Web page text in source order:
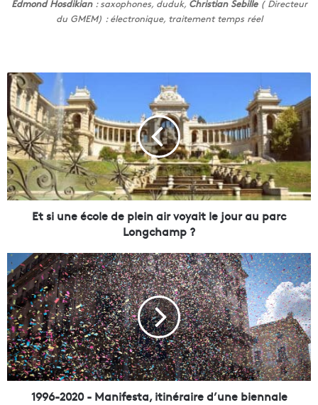
Edmond Hosdikian: saxophones, duduk, Christian Sebille( Directeur
du GMEM) : électronique, traitement temps réel
E
t
s
i
u
n
e
é
c
d
e
p
l
e
i
n
a
i
Et si une école de plein air voyait le jour au parc
Longchamp ?
1
9
9
6
-
2
0
2
0
1996-2020 - Manifesta, itinéraire d’une biennale